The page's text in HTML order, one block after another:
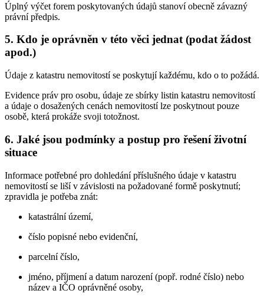
Úplný výčet forem poskytovaných údajů stanoví obecně závazný
právní předpis.
5. Kdo je oprávněn v této věci jednat (podat žádost
apod.)
Údaje z katastru nemovitostí se poskytují každému, kdo o to požádá.
Evidence práv pro osobu, údaje ze sbírky listin katastru nemovitostí
a údaje o dosažených cenách nemovitostí lze poskytnout pouze
osobě, která prokáže svoji totožnost.
6. Jaké jsou podmínky a postup pro řešení životní
situace
Informace potřebné pro dohledání příslušného údaje v katastru
nemovitostí se liší v závislosti na požadované formě poskytnutí;
zpravidla je potřeba znát:
katastrální území,
číslo popisné nebo evidenční,
parcelní číslo,
jméno, příjmení a datum narození (popř. rodné číslo) nebo
název a IČO oprávněné osoby,